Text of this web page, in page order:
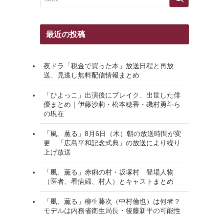
最近の投稿
夜ドラ「税金で買った本」放送日程と再放
送、見逃し無料配信情報まとめ
「ひよっこ」出演後にブレイク、出世した俳
優まとめ｜伊藤沙莉・松本穂香・磯村勇斗ら
の現在
「風、薫る」8月6日（木）朝の放送時間が変
更 「広島平和記念式典」の放送により繰り
上げ放送
「風、薫る」赤痢の村・坂塚村 登場人物
（医者、看病婦、村人）とキャストまとめ
「風、薫る」柳生藤次（中村倫也）は何者？
モデルは内務省衛生局長・後藤新平の可能性